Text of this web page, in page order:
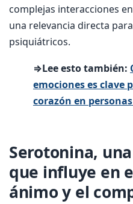
complejas interacciones
una relevancia directa
psiquiátricos.
⇒Lee esto también:
emociones es clave
corazón en
Serotonina,
que influye en
ánimo y el